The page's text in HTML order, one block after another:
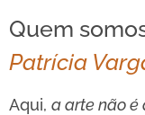
Quem
Patrícia
Aqui, a arte não é